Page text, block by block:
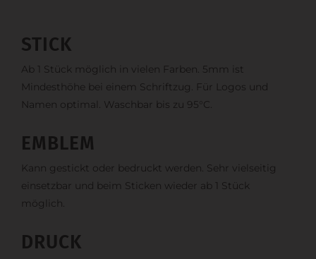
STICK
Ab 1 Stück möglich in vielen Farben. 5mm ist
Mindesthöhe bei einem Schriftzug. Für Logos und
Namen optimal. Waschbar bis zu 95°C.
EMBLEM
Kann gestickt oder bedruckt werden. Sehr vielseitig
einsetzbar und beim Sticken wieder ab 1 Stück
möglich.
DRUCK